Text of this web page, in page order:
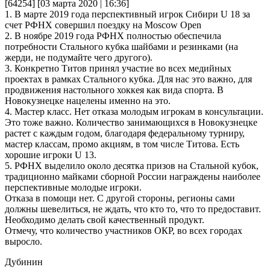
[64254] [03 марта 2020 | 16:36]
1. В марте 2019 года перспективный игрок Сибири U 18 за
счет РФНХ совершил поездку на Moscow Open
2. В ноябре 2019 года РФНХ полностью обеспечила
потребности Стального кубка шайбами и резинками (на
жерди, не подумайте чего другого).
3. Конкретно Титов принял участие во всех медийных
проектах в рамках Стального кубка. Для нас это важно, для
продвижения настольного хоккея как вида спорта. В
Новокузнецке нацелены именно на это.
4. Мастер класс. Нет отказа молодым игрокам в консультации.
Это тоже важно. Количество занимающихся в Новокузнецке
растет с каждым годом, благодаря федеральному турниру,
мастер классам, промо акциям, в том числе Титова. Есть
хорошие игроки U 13.
5. РФНХ выделило около десятка призов на Стальной кубок,
традиционно майками сборной России награждены наиболее
перспективные молодые игроки.
Отказа в помощи нет. С другой стороны, регионы сами
должны шевелиться, не ждать, что кто то, что то предоставит.
Необходимо делать свой качественный продукт.
Отмечу, что количество участников ОКР, во всех городах
выросло.
Дубинин